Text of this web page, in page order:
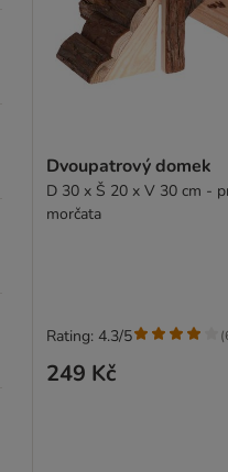
Dvoupatrový domek
D 30 x Š 20 x V 30 cm -
morčata
249 Kč
Rating: 4.3/5 (